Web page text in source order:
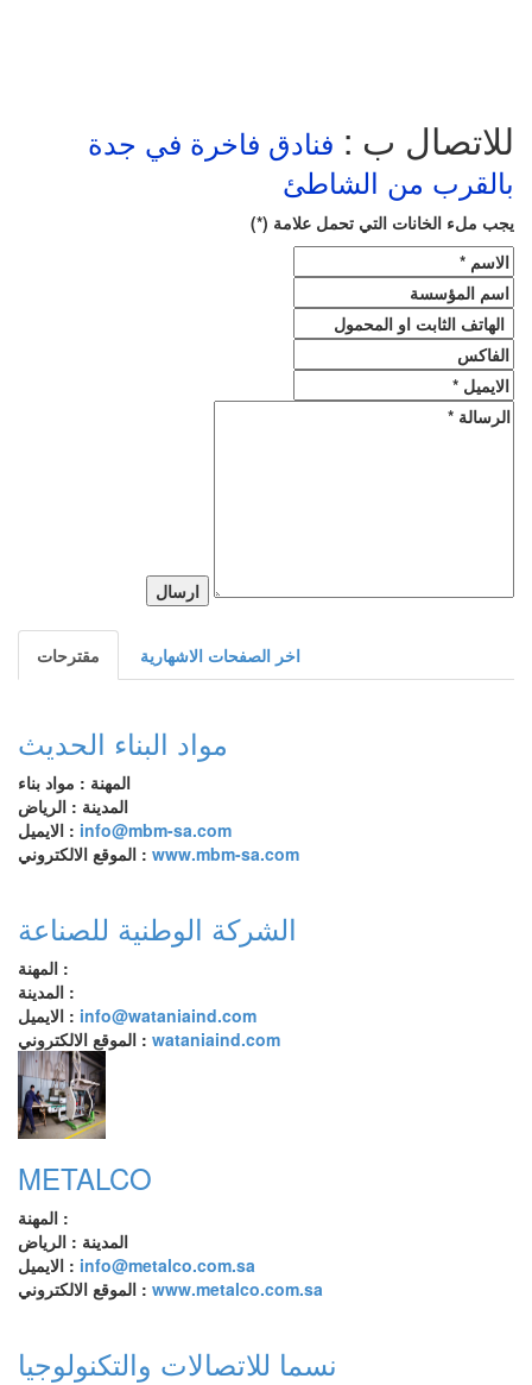
للاتصال ب : فنادق فاخرة في جدة
بالقرب من الشاطئ
يجب ملء الخانات التي تحمل علامة (*)
ارسال
مقترحات اخر الصفحات الاشهارية
مواد البناء الحديث
المهنة : مواد بناء
المدينة : الرياض
الايميل : info@mbm-sa.com
الموقع الالكتروني : www.mbm-sa.com
الشركة الوطنية للصناعة
المهنة :
المدينة :
الايميل : info@wataniaind.com
الموقع الالكتروني : wataniaind.com
METALCO
المهنة :
المدينة : الرياض
الايميل : info@metalco.com.sa
الموقع الالكتروني : www.metalco.com.sa
نسما للاتصالات والتكنولوجيا